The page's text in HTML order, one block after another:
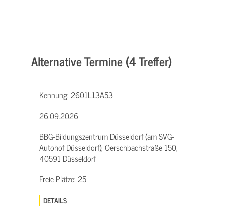
Alternative Termine (4 Treffer)
Kennung:2601L13A53
26.09.2026
BBG-Bildungszentrum Düsseldorf (am SVG-
Autohof Düsseldorf), Oerschbachstraße 150,
40591 Düsseldorf
Freie Plätze:25
DETAILS